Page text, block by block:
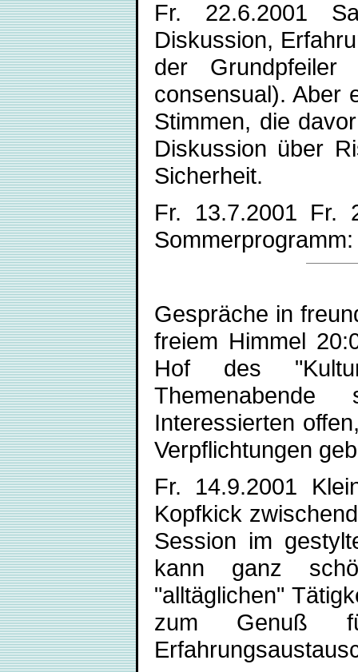
Fr. 22.6.2001
Diskussion,
der
consensual). Aber
Stimmen, die
Diskussion über
Sicherheit.
Fr. 13.7.2001 Fr.
Gespräche in
freiem Himmel
Hof des
Interessierten
Verpflichtungen
Fr. 14.9.2001
Kopfkick
Session im
kann ganz
"alltäglichen"
zum Genuß